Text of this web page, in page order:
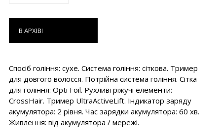
В АРХІВІ
Спосіб гоління: сухе. Система гоління: сіткова. Тример
для довгого волосся. Потрійна система гоління. Сітка
для гоління: Opti Foil. Рухливі ріжучі елементи:
CrossHair. Тример UltraActiveLift. Індикатор заряду
акумулятора: 2 рівня. Час зарядки акумулятора: 60 хв.
Живлення: від акумулятора / мережі.